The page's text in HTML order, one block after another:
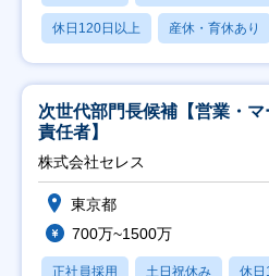
休日120日以上 産休・育休あり
次世代部門長候補【営業・
責任者】
株式会社セレス
東京都
700万~1500万
正社員採用 土日祝休み 休日